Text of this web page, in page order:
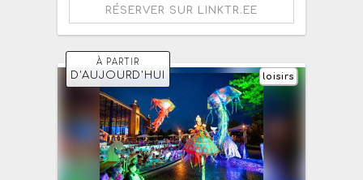
RÉSERVER SUR LINKTR.EE
À PARTIR
D'AUJOURD'HUI loisirs